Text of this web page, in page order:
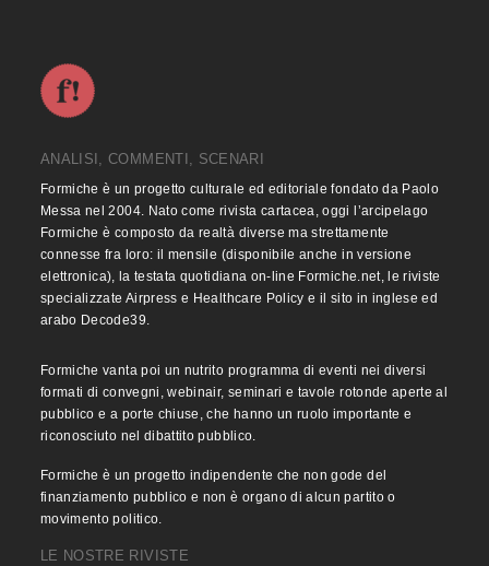
ANALISI, COMMENTI, SCENARI
Formiche è un progetto culturale ed editoriale fondato da Paolo
Messa nel 2004. Nato come rivista cartacea, oggi l’arcipelago
Formiche è composto da realtà diverse ma strettamente
connesse fra loro: il mensile (disponibile anche in versione
elettronica), la testata quotidiana on-line Formiche.net, le riviste
specializzate Airpress e Healthcare Policy e il sito in inglese ed
arabo Decode39.
Formiche vanta poi un nutrito programma di eventi nei diversi
formati di convegni, webinair, seminari e tavole rotonde aperte al
pubblico e a porte chiuse, che hanno un ruolo importante e
riconosciuto nel dibattito pubblico.
Formiche è un progetto indipendente che non gode del
finanziamento pubblico e non è organo di alcun partito o
movimento politico.
LE NOSTRE RIVISTE